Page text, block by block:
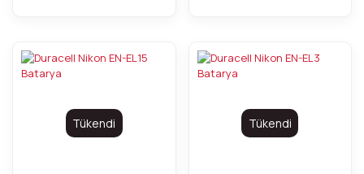
Tükendi Tükendi